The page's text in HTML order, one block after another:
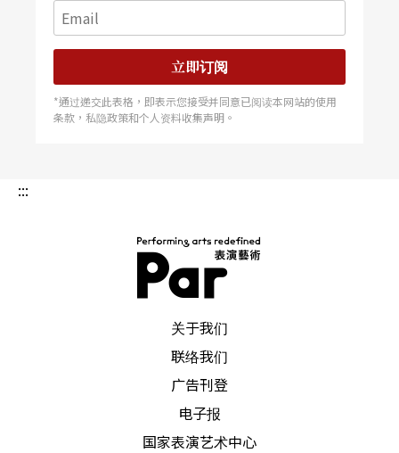
立即订阅
*通过递交此表格，即表示您接受并同意已阅读本网站的使用
条款，私隐政策和个人资料收集声明。
:::
关于我们
联络我们
广告刊登
电子报
国家表演艺术中心